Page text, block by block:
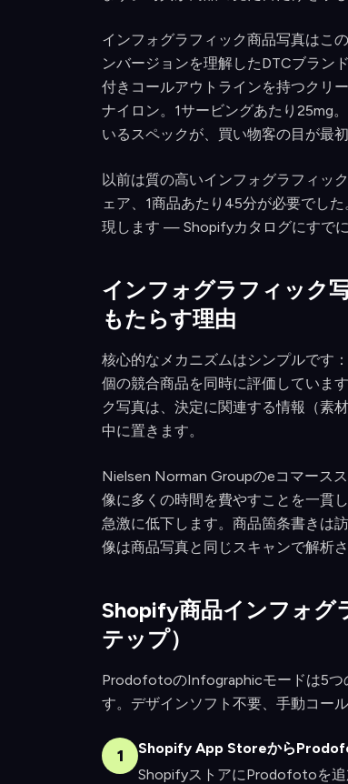
インフォグラフィック商品写真はこ
ンバージョンを理解したDTCブラン
付きコールアウトラインを持つクリ
ナイロン。1サービングあたり25mg
いるスペックが、買い物客の目が最
以前は質の高いインフォグラフィッ
ェア、1商品あたり45分が必要でし
現します — Shopifyカタログにすでに
インフォグラフィック
もたらす理由
核心的なメカニズムはシンプルです
個の競合商品を同時に評価していま
ク写真は、決定に関連する情報（素
中に置きます。
Nielsen Norman Groupのeコマース
像に多くの時間を費やすことを一貫
急激に低下します。商品箇条書きは
像は商品写真と同じスキャンで解析
Shopify商品インフォグ
テップ）
ProdofotoのInfographicモードは5つ
す。デザインソフト不要、手動コー
1
Shopify App Storeから
ShopifyストアにProdofotoを追